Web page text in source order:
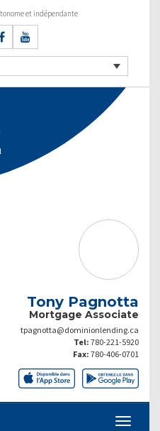
et indépendante
Tony Pagnotta
Mortgage Associate
tpagnotta@dominionlending.ca
Tel: 780-221-5920
Fax: 780-406-0701